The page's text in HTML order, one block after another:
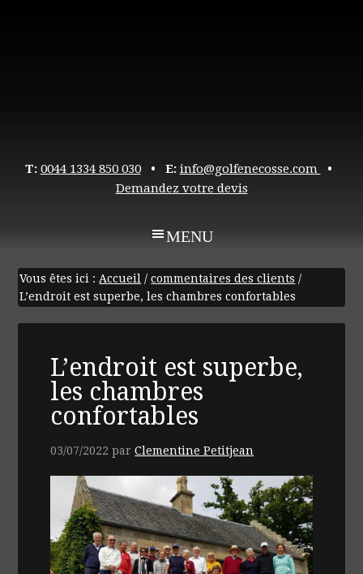
T: 0044 1334 850 030• E: info@golfenecosse.com
•
Demandez votre devis
Vous êtes ici :Accueil / commentaires des clients /
L’endroit est superbe, les chambres confortables
L’endroit est superbe,
les chambres
confortables
03/07/2022 parClementine Petitjean